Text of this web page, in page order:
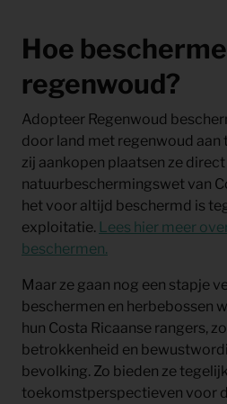
Hoe
regenwoud?
Adopteer Regenwoud
door land met regenwoud aan
zij aankopen plaatsen ze
natuurbeschermingswet van
het voor altijd beschermd is
exploitatie. Lees hier meer
beschermen.
Maar ze gaan nog een stapje
beschermen en herbebossen
hun Costa Ricaanse rangers,
betrokkenheid en
bevolking. Zo bieden ze
toekomstperspectieven voor